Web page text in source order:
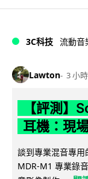
3C科技 流動音
Lawton 3 小時
【評測】
耳機：現
談到專業混音專
MDR-M1 專業錄